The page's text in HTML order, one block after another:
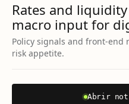
Rates and
macro input for
Policy signals and front-end
risk appetite.
Abrir